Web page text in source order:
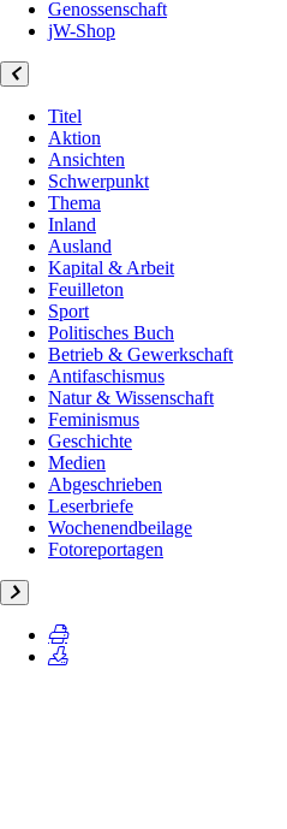
Genossenschaft
jW-Shop
Titel
Aktion
Ansichten
Schwerpunkt
Thema
Inland
Ausland
Kapital & Arbeit
Feuilleton
Sport
Politisches Buch
Betrieb & Gewerkschaft
Antifaschismus
Natur & Wissenschaft
Feminismus
Geschichte
Medien
Abgeschrieben
Leserbriefe
Wochenendbeilage
Fotoreportagen